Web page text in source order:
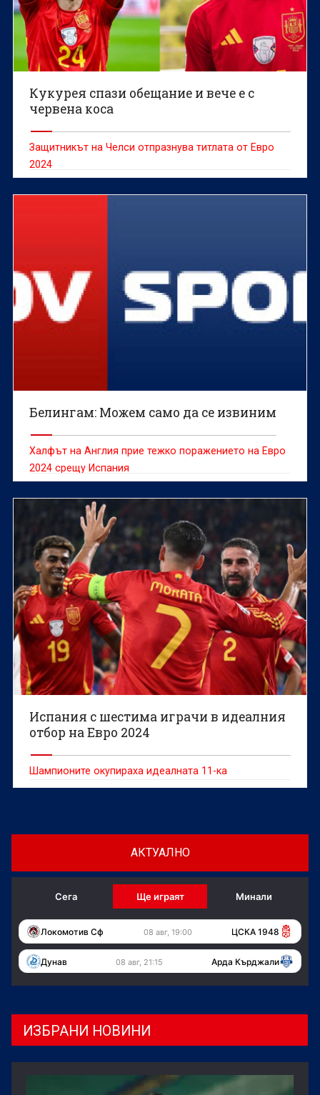
Кукурея спази обещание и вече е с
червена коса
Защитникът на Челси отпразнува титлата от Евро
2024
Белингам: Можем само да се извиним
Халфът на Англия прие тежко поражението на Евро
2024 срещу Испания
Испания с шестима играчи в идеалния
отбор на Евро 2024
Шампионите окупираха идеалната 11-ка
АКТУАЛНО
Сега Ще играят Минали
Локомотив Сф 08 авг, 19:00 ЦСКА 1948
Дунав 08 авг, 21:15 Арда Кърджали
ИЗБРАНИ НОВИНИ